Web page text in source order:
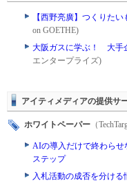
【西野亮廣】つくりた
on GOETHE)
大阪ガスに学ぶ！ 大手
エンタープライズ)
アイティメディアの提供サ
ホワイトペーパー （
AIの導入だけで終わら
ステップ
入札活動の成否を分け